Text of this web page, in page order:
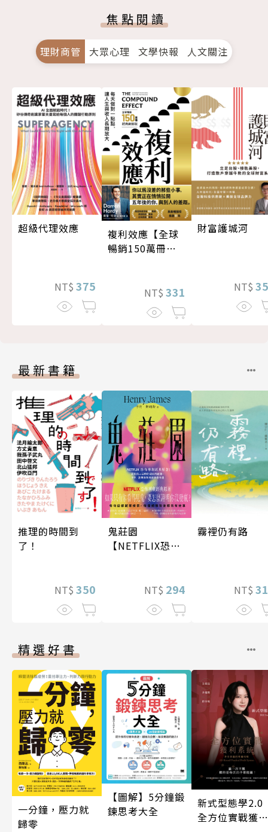
焦點閱讀
理財商管 大眾心理 文學快報 人文關注
超級代理效應
NT$ 375
複利效應【全球
暢銷150萬冊・
NT$ 331
財富護城河
NT$
最新書籍
推理的時間到
了！
NT$ 350
鬼莊園
【NETFLIX恐怖
NT$ 294
霧裡仍有路
NT$
精選好書
一分鐘，壓力就
歸零
【圖解】5分鐘鍛
鍊思考大全
新式型態學
全方位實戰獲利